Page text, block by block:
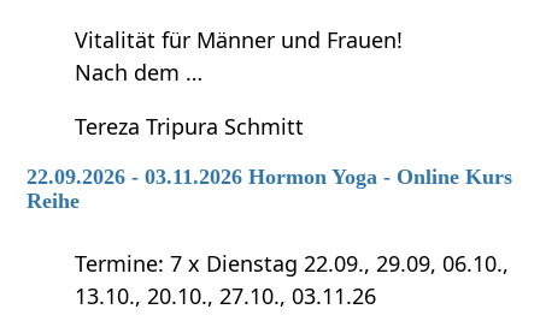
Vitalität für Männer und Frauen!
Nach dem …
Tereza Tripura Schmitt
22.09.2026 - 03.11.2026 Hormon Yoga - Online Kurs
Reihe
Termine: 7 x Dienstag 22.09., 29.09, 06.10.,
13.10., 20.10., 27.10., 03.11.26